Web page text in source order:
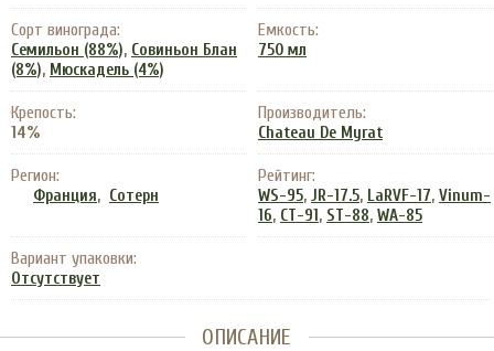
Сорт винограда:
Семильон (88%), Совиньон Блан
(8%), Мюскадель (4%)
Емкость:
750 мл
Крепость:
14%
Производитель:
Chateau De Myrat
Регион:
Франция, Сотерн
Рейтинг:
WS-95, JR-17.5, LaRVF-17, Vinum-
16, CT-91 , ST-88, WA-85
Вариант упаковки:
Отсутствует
ОПИСАНИЕ